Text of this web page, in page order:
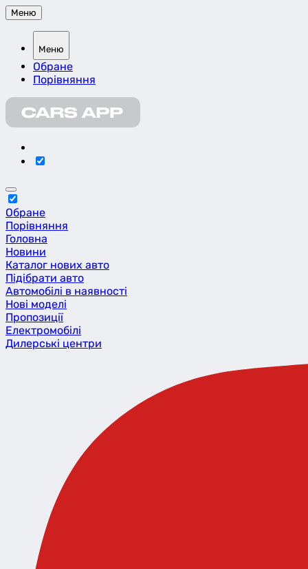
Меню
Меню
Обране
Порівняння
Обране
Порівняння
Головна
Новини
Каталог нових авто
Підібрати авто
Автомобілі в наявності
Нові моделі
Пропозиції
Eлектромобілі
Дилерські центри